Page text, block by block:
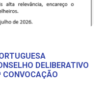
DELIBERATIVO
CONVOCAÇÃO